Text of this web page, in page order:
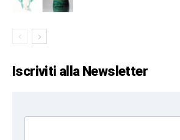
Iscriviti alla Newsletter